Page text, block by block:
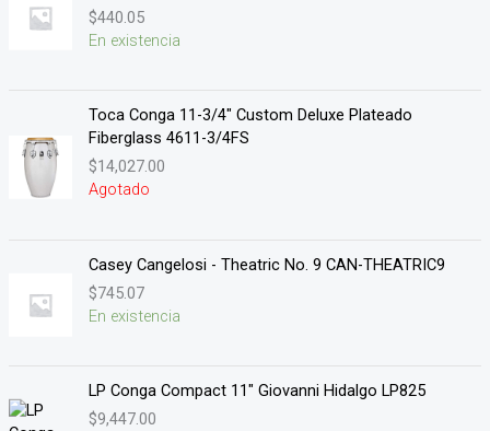
$440.05
En existencia
Toca Conga 11-3/4" Custom Deluxe Plateado
Fiberglass 4611-3/4FS
$14,027.00
Agotado
Casey Cangelosi - Theatric No. 9 CAN-THEATRIC9
$745.07
En existencia
LP Conga Compact 11" Giovanni Hidalgo LP825
$9,447.00